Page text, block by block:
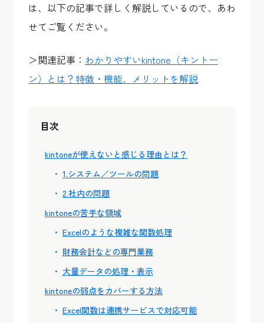
は、以下の記事で詳しく解説しているので、あわ
せてご覧ください。
＞関連記事： わかりやすいkintone（キントー
ン）とは？特徴・機能、メリットを解説
目次
kintoneが使えないと感じる理由とは？
1.システム／ツールの問題
2.社内の問題
kintoneの苦手な領域
Excelのような複雑な関数処理
財務会計などの専門業務
大量データの処理・表示
kintoneの弱点をカバーする方法
Excel関数は連携サービスで対応可能